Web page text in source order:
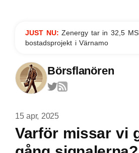
JUST NU:Zenergy tar in 32,5
bostadsprojekt i Värnamo
Börsflanören
15 apr, 2025
Varför missar vi